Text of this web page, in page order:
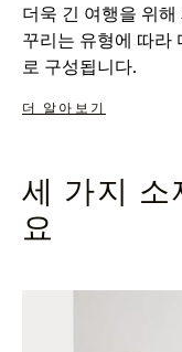
더욱 긴 여행을 위
꾸리는 유형에 따라
로 구성됩니다.
더 알아보기
세 가지 소
요